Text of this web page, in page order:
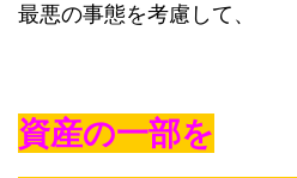
最悪の事態を考慮して、
資産の一部を